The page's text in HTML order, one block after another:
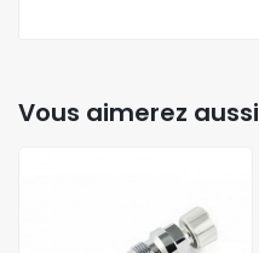
Vous aimerez aussi